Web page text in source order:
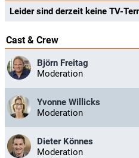
Leider sind derzeit keine TV-
Cast & Crew
Björn Freitag
Moderation
Yvonne Willicks
Moderation
Dieter Könnes
Moderation